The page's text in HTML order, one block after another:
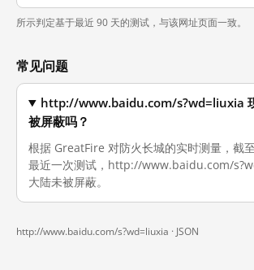
所示判定基于最近 90 天的测试，与该网址页面一致。
常见问题
http://www.baidu.com/s?wd=liuxia
被屏蔽吗？
根据 GreatFire 对防火长城的实时测量，截
最近一次测试，http://www.baidu.com/
大陆未被屏蔽。
http://www.baidu.com/s?wd=liuxia · JSON